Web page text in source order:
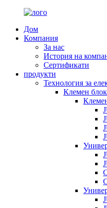
Дом
Компания
За нас
История на
Сертификати
продукти
Технология за
Клемен